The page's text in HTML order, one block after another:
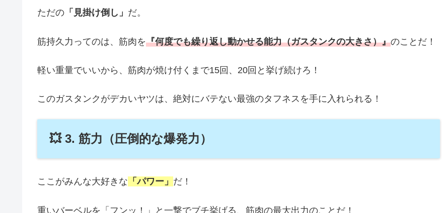
ただの 「見掛け倒し」 だ。
筋持久力ってのは、筋肉を『何度でも繰り返し動かせる能力（ガスタンクの大きさ）』のことだ！
軽い重量でいいから、筋肉が焼け付くまで15回、20回と挙げ続けろ！
このガスタンクがデカいヤツは、絶対にバテない最強のタフネスを手に入れられる！
💥 3. 筋力（圧倒的な爆発力）
ここがみんな大好きな 「パワー」 だ！
重いバーベルを「フンッ！」と一撃でブチ挙げる、筋肉の最大出力のことだ！